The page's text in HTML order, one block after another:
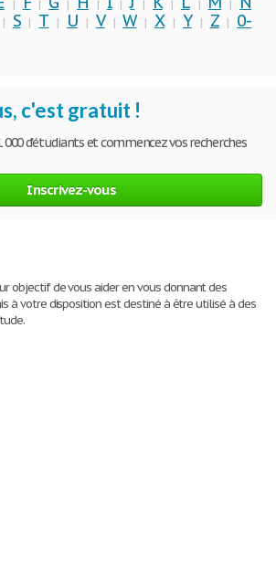
| | | | | | | | |
S| T | U| V|W|X| Y| Z| 0-
Inscrivez-vous
c'est gratuit !
000 d'étudiants et commencez vos recherches
objectif de vous aider en vous donnant des
à votre disposition est destiné à être utilisé à des